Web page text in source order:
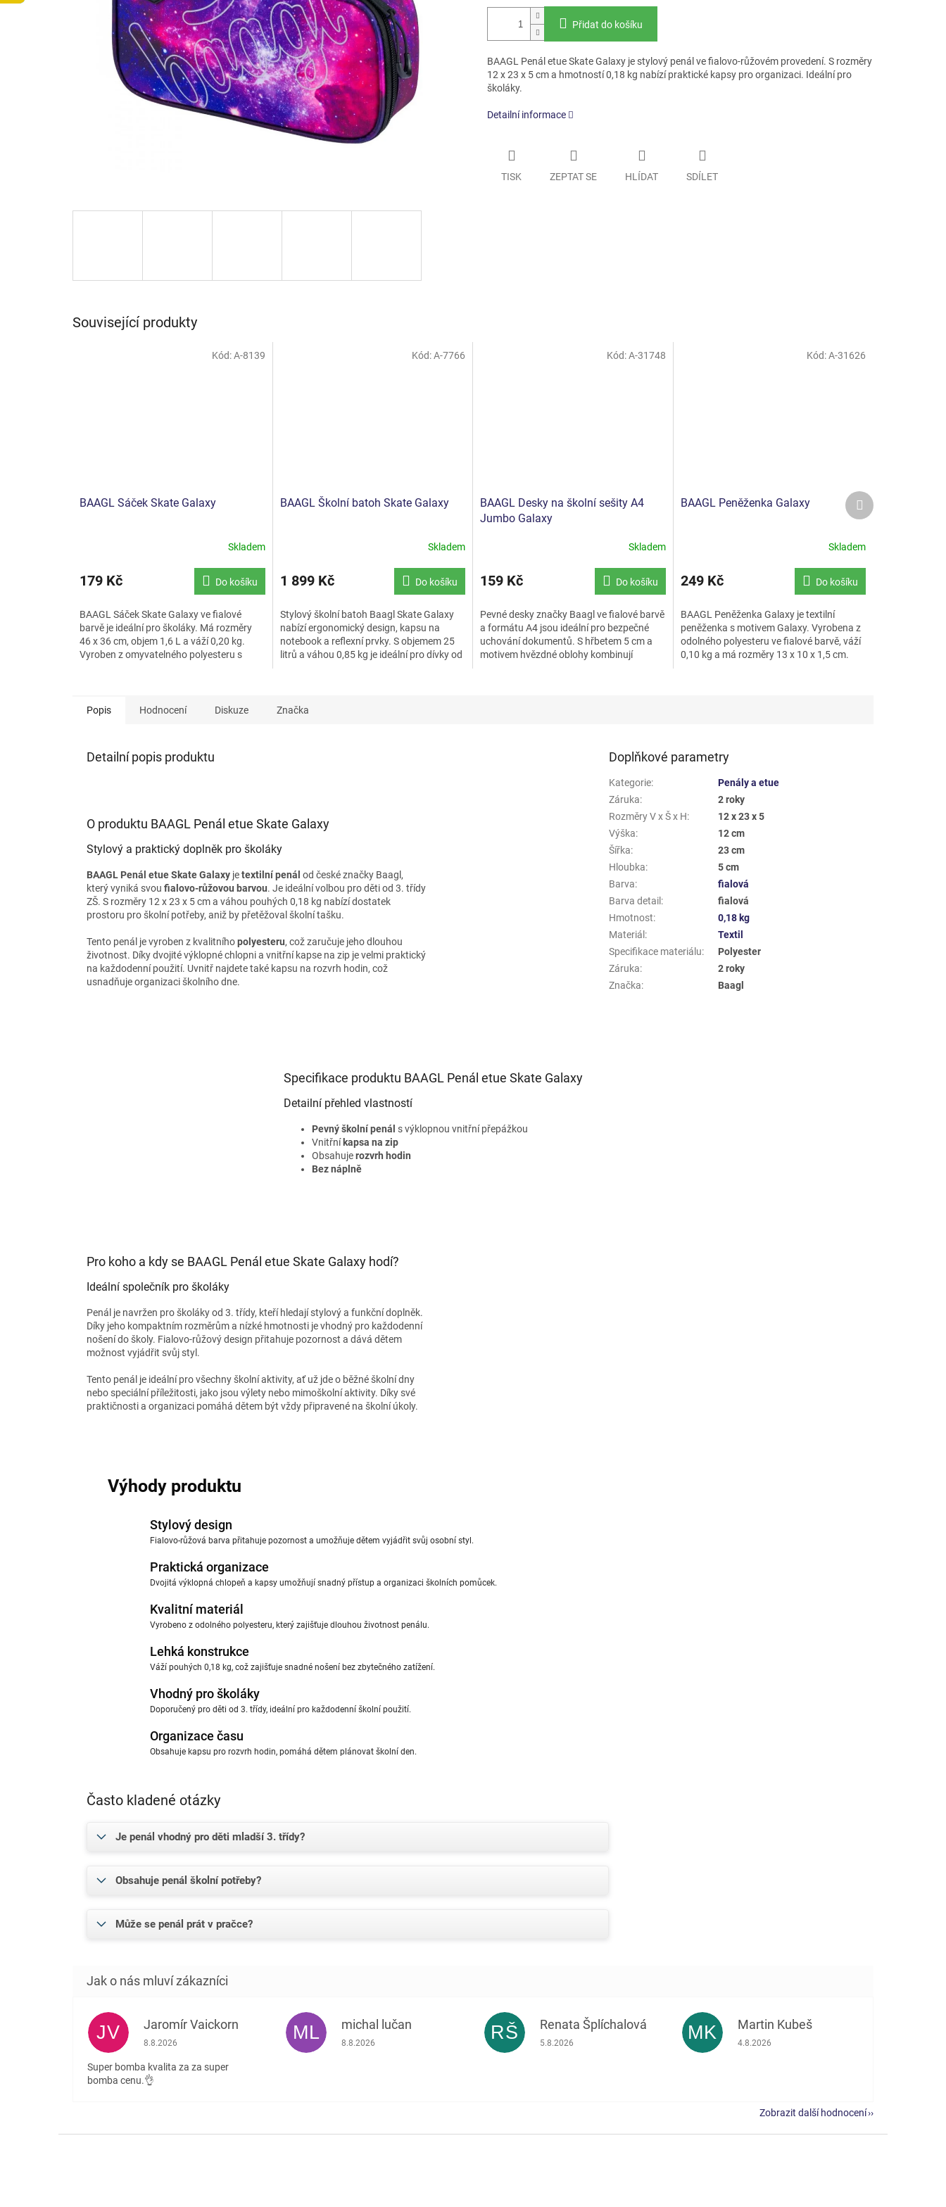
Přidat do košíku
BAAGL Penál etue Skate Galaxy je stylový penál ve fialovo-růžovém provedení. S rozměry
12 x 23 x 5 cm a hmotností 0,18 kg nabízí praktické kapsy pro organizaci. Ideální pro
školáky.
Detailní informace
TISK ZEPTAT SE HLÍDAT SDÍLET
Související produkty
BAAGL Sáček Skate Galaxy
Skladem
179 Kč Do košíku
BAAGL Sáček Skate Galaxy ve fialové
barvě je ideální pro školáky. Má rozměry
46 x 36 cm, objem 1,6 L a váží 0,20 kg.
Vyroben z omyvatelného polyesteru s
Kód:A-8139
BAAGL Školní batoh Skate Galaxy
Skladem
1 899 Kč Do košíku
Stylový školní batoh Baagl Skate Galaxy
nabízí ergonomický design, kapsu na
notebook a reflexní prvky. S objemem 25
litrů a váhou 0,85 kg je ideální pro dívky od
Kód:A-7766
BAAGL Desky na školní sešity A4
Jumbo Galaxy
Skladem
159 Kč Do košíku
Pevné desky značky Baagl ve fialové barvě
a formátu A4 jsou ideální pro bezpečné
uchování dokumentů. S hřbetem 5 cm a
motivem hvězdné oblohy kombinují
Kód:A-31748
BAAGL Peněženka Galaxy
Skladem
249 Kč Do košíku
BAAGL Peněženka Galaxy je textilní
peněženka s motivem Galaxy. Vyrobena z
odolného polyesteru ve fialové barvě, váží
0,10 kg a má rozměry 13 x 10 x 1,5 cm.
Kód:A-31626
Další
produkt
Popis Hodnocení Diskuze Značka
Detailní popis produktu
O produktu BAAGL Penál etue Skate Galaxy
Stylový a praktický doplněk pro školáky
BAAGL Penál etue Skate Galaxy jetextilní penál od české značky Baagl,
který vyniká svou fialovo-růžovou barvou. Je ideální volbou pro děti od 3. třídy
ZŠ. S rozměry 12 x 23 x 5 cm a váhou pouhých 0,18 kg nabízí dostatek
prostoru pro školní potřeby, aniž by přetěžoval školní tašku.
Tento penál je vyroben z kvalitníhopolyesteru, což zaručuje jeho dlouhou
životnost. Díky dvojité výklopné chlopni a vnitřní kapse na zip je velmi praktický
na každodenní použití. Uvnitř najdete také kapsu na rozvrh hodin, což
usnadňuje organizaci školního dne.
Specifikace produktu BAAGL Penál etue Skate Galaxy
Detailní přehled vlastností
Pevný školní penál s výklopnou vnitřní přepážkou
Vnitřní kapsa na zip
Obsahujerozvrh hodin
Bez náplně
Pro koho a kdy se BAAGL Penál etue Skate Galaxy hodí?
Ideální společník pro školáky
Penál je navržen pro školáky od 3. třídy, kteří hledají stylový a funkční doplněk.
Díky jeho kompaktním rozměrům a nízké hmotnosti je vhodný pro každodenní
nošení do školy. Fialovo-růžový design přitahuje pozornost a dává dětem
možnost vyjádřit svůj styl.
Tento penál je ideální pro všechny školní aktivity, ať už jde o běžné školní dny
nebo speciální příležitosti, jako jsou výlety nebo mimoškolní aktivity. Díky své
praktičnosti a organizaci pomáhá dětem být vždy připravené na školní úkoly.
Výhody produktu
Stylový design
Fialovo-růžová barva přitahuje pozornost a umožňuje dětem vyjádřit svůj osobní styl.
Praktická organizace
Dvojitá výklopná chlopeň a kapsy umožňují snadný přístup a organizaci školních pomůcek.
Kvalitní materiál
Vyrobeno z odolného polyesteru, který zajišťuje dlouhou životnost penálu.
Lehká konstrukce
Váží pouhých 0,18 kg, což zajišťuje snadné nošení bez zbytečného zatížení.
Vhodný pro školáky
Doporučený pro děti od 3. třídy, ideální pro každodenní školní použití.
Organizace času
Obsahuje kapsu pro rozvrh hodin, pomáhá dětem plánovat školní den.
Často kladené otázky
Je penál vhodný pro děti mladší 3. třídy?
Obsahuje penál školní potřeby?
Může se penál prát v pračce?
Doplňkové parametry
Kategorie:
Penály a etue
Záruka:
2 roky
Rozměry V x Š x H:
12 x 23 x 5
Výška:
12 cm
Šířka:
23 cm
Hloubka:
5 cm
Barva:
fialová
Barva detail :
fialová
Hmotnost:
0,18 kg
Materiál :
Textil
Specifikace materiálu:
Polyester
Záruka:
2 roky
Značka: Baagl
JV Jaromír Vaickorn
Hodnocení obchodu je 5 z 5 hvězdiček.
8.8.2026
Super bomba kvalita za za super
bomba cenu.👌
ML michal lučan
Hodnocení obchodu je 5 z 5 hvězdiček.
8.8.2026 RŠ Renata Šplíchalová
Hodnocení obchodu je 5 z 5 hvězdiček.
5.8.2026 MK Martin Kubeš
Hodnocení obchodu je 5 z 5 hvězdiček.
4.8.2026
Zobrazit další hodnocení